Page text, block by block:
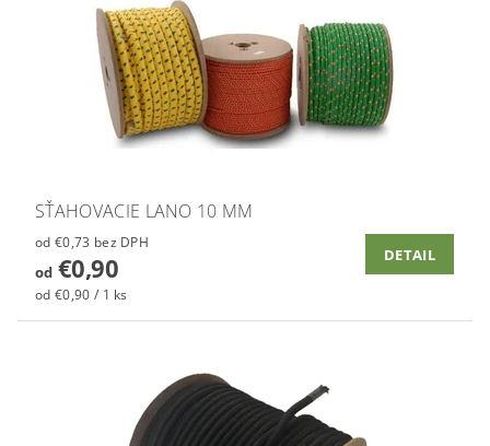
SŤAHOVACIE LANO 10 MM
od €0,73 bez DPH
od€0,90
od €0,90 / 1 ks
DETAIL